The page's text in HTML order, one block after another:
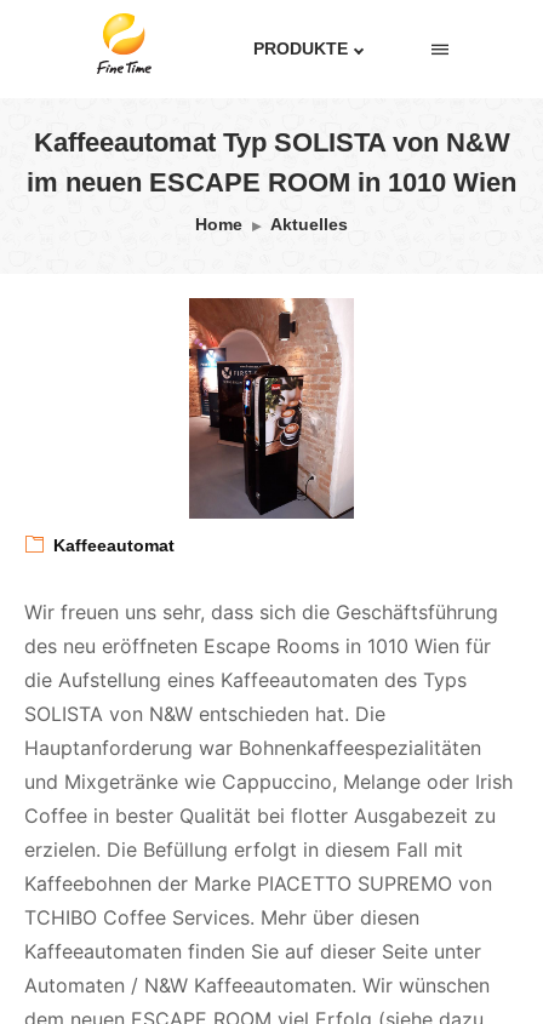
PRODUKTE
Kaffeeautomat Typ SOLISTA von N&W
im neuen ESCAPE ROOM in 1010 Wien
Home Aktuelles
Kaffeeautomat
Wir freuen uns sehr, dass sich die Geschäftsführung
des neu eröffneten Escape Rooms in 1010 Wien für
die Aufstellung eines Kaffeeautomaten des Typs
SOLISTA von N&W entschieden hat. Die
Hauptanforderung war Bohnenkaffeespezialitäten
und Mixgetränke wie Cappuccino, Melange oder Irish
Coffee in bester Qualität bei flotter Ausgabezeit zu
erzielen. Die Befüllung erfolgt in diesem Fall mit
Kaffeebohnen der Marke PIACETTO SUPREMO von
TCHIBO Coffee Services. Mehr über diesen
Kaffeeautomaten finden Sie auf dieser Seite unter
Automaten / N&W Kaffeeautomaten. Wir wünschen
dem neuen ESCAPE ROOM viel Erfolg (siehe dazu